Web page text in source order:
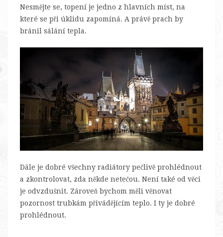
Nesmějte se, topení je jedno z hlavních míst, na
které se při úklidu zapomíná. A právě prach by
bránil sálání tepla.
Dále je dobré všechny radiátory pečlivě prohlédnout
a zkontrolovat, zda někde netečou. Není také od věci
je odvzdušnit. Zároveň bychom měli věnovat
pozornost trubkám přivádějícím teplo. I ty je dobré
prohlédnout.